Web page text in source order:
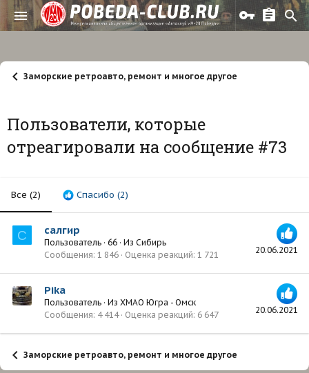
Заморские ретроавто, ремонт и многое другое
Пользователи, которые
отреагировали на сообщение #73
Все (2) Спасибо (2)
С
20.06.2021
салгир
Пользователь · 66 · Из Сибирь
Сообщения 1 846 Оценка реакций 1 721
20.06.2021
Pika
Пользователь · Из ХМАО Югра - Омск
Сообщения 4 414 Оценка реакций 6 647
Заморские ретроавто, ремонт и многое другое